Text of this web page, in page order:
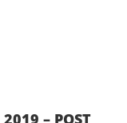
2019 – POST